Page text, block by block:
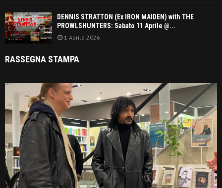
DENNIS STRATTON (Ex IRON MAIDEN) with THE
PROWLSHUNTERS: Sabato 11 Aprile @...
1 Aprile 2026
RASSEGNA STAMPA